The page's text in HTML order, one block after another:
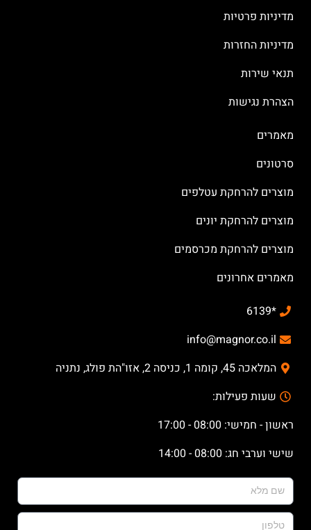
מדיניות פרטיות
מדיניות החזרות
תנאי שירות
הצהרת נגישות
מאמרים
סרטונים
מוצרים להרחקת עטלפים
מוצרים להרחקת יונים
מוצרים להרחקת מכרסמים
מאמרים אחרונים
*6139
info@magnor.co.il
המלאכה 45, קומה 1, כניסה 2, אזו"הת פולג, נתניה
שעות פעילות:
ראשון - חמישי: 08:00 - 17:00
שישי וערבי חג: 08:00 - 14:00